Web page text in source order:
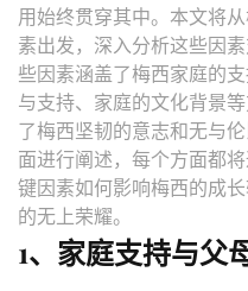
用始终贯穿其中。本文将
素出发，深入分析这些因
些因素涵盖了梅西家庭的
与支持、家庭的文化背景
了梅西坚韧的意志和无与
面进行阐述，每个方面都
键因素如何影响梅西的成
的无上荣耀。
1、家庭支持与父